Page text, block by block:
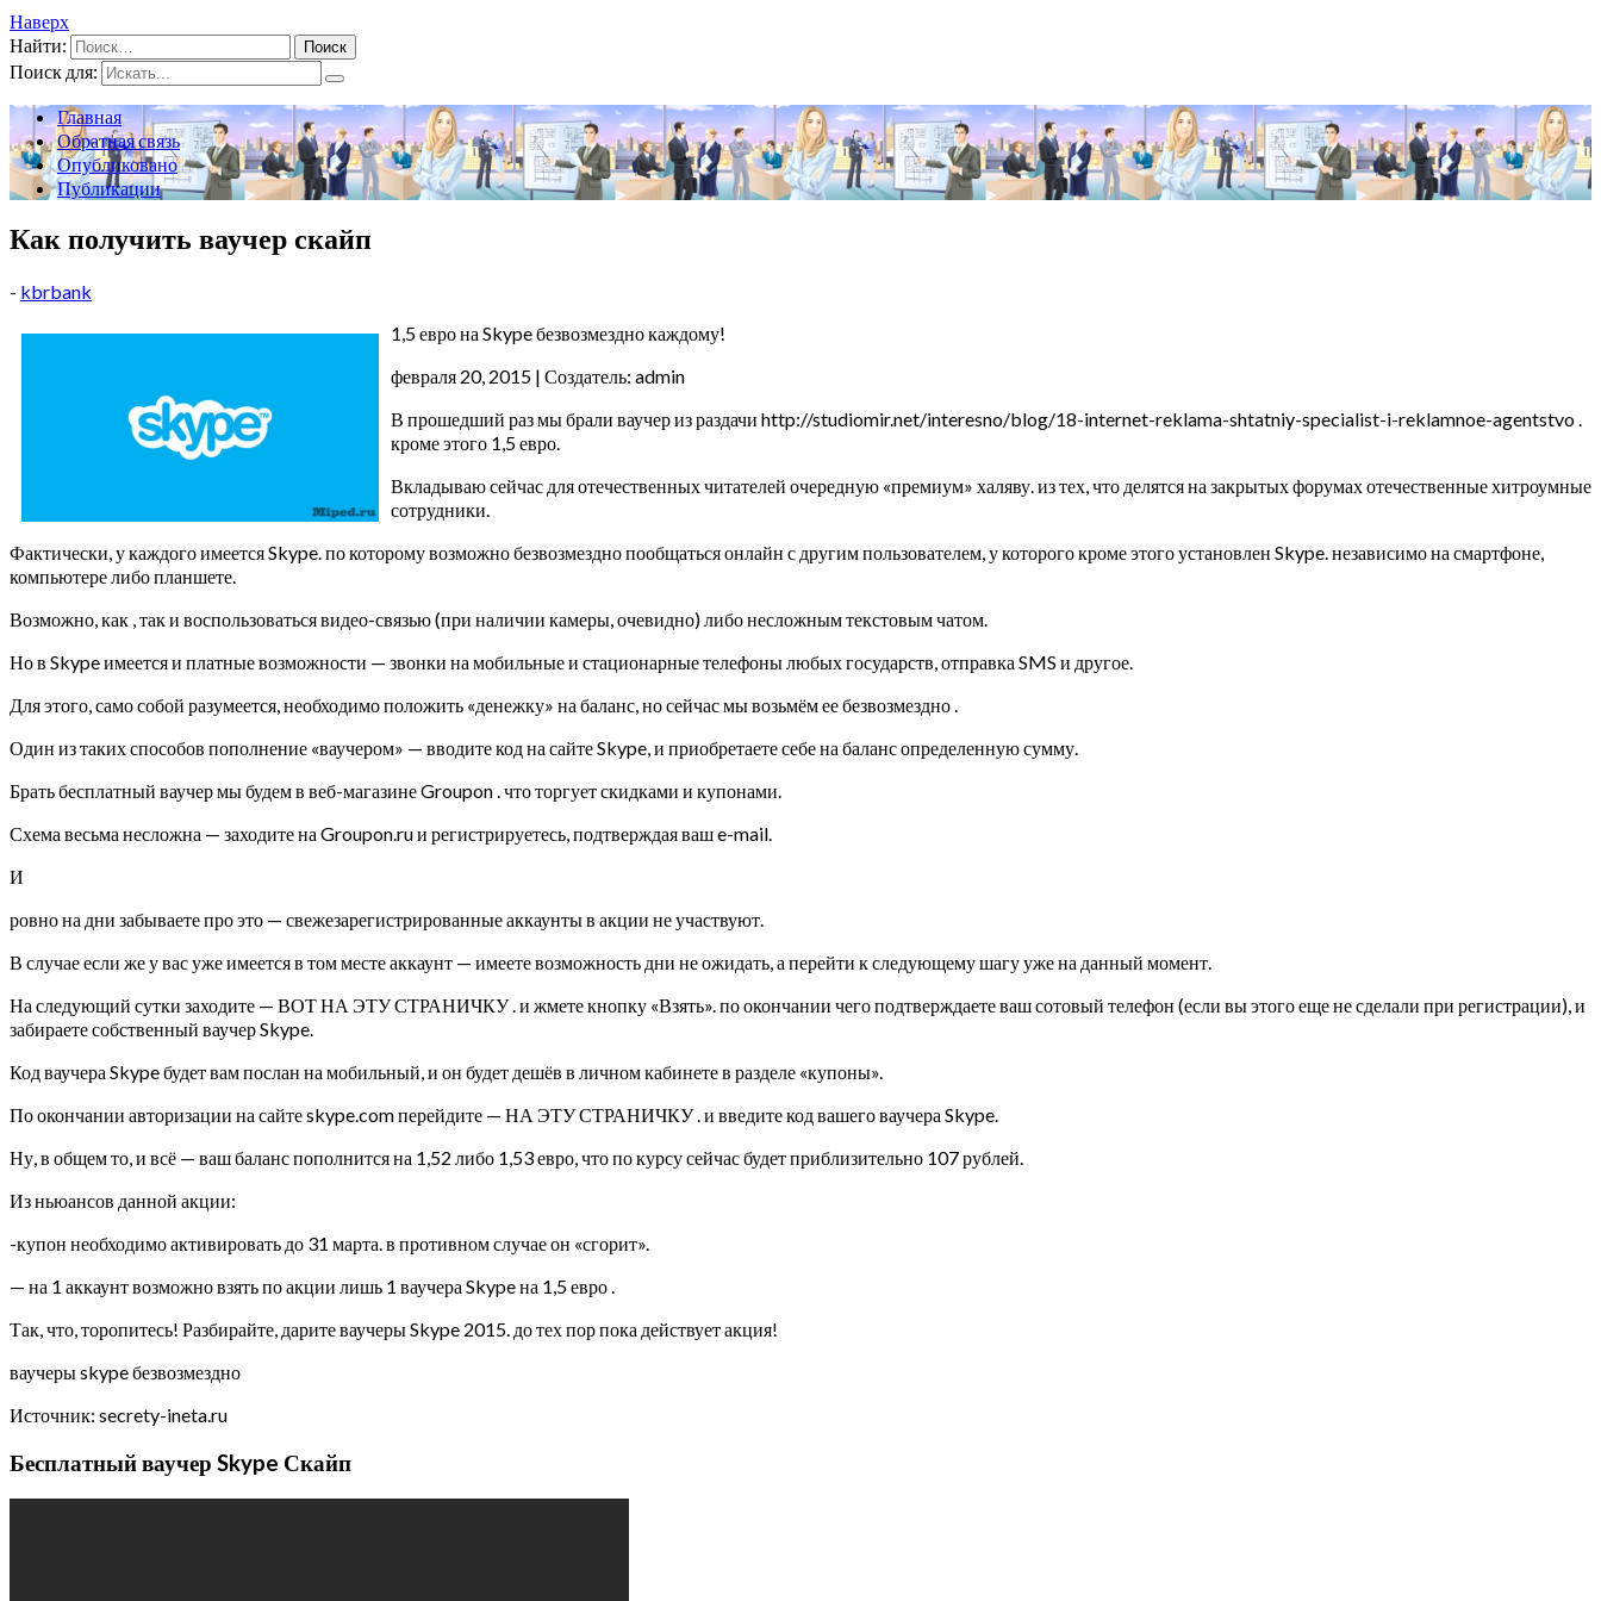
Наверх
Найти:
Поиск для:
Главная
Обратная связь
Опубликовано
Публикации
Как получить ваучер скайп
- kbrbank
1,5 евро на Skype безвозмездно каждому!
февраля 20, 2015 | Создатель: admin
В прошедший раз мы брали ваучер из раздачи http://studiomir.net/interesno/blog/18-internet-reklama-shtatniy-specialist-i-reklamnoe-agentstvo .
кроме этого 1,5 евро.
Вкладываю сейчас для отечественных читателей очередную «премиум» халяву. из тех, что делятся на закрытых форумах отечественные хитроумные
сотрудники.
Фактически, у каждого имеется Skype. по которому возможно безвозмездно пообщаться онлайн с другим пользователем, у которого кроме этого установлен Skype. независимо на смартфоне,
компьютере либо планшете.
Возможно, как , так и воспользоваться видео-связью (при наличии камеры, очевидно) либо несложным текстовым чатом.
Но в Skype имеется и платные возможности — звонки на мобильные и стационарные телефоны любых государств, отправка SMS и другое.
Для этого, само собой разумеется, необходимо положить «денежку» на баланс, но сейчас мы возьмём ее безвозмездно .
Один из таких способов пополнение «ваучером» — вводите код на сайте Skype, и приобретаете себе на баланс определенную сумму.
Брать бесплатный ваучер мы будем в веб-магазине Groupon . что торгует скидками и купонами.
Схема весьма несложна — заходите на Groupon.ru и регистрируетесь, подтверждая ваш e-mail.
И
ровно на дни забываете про это — свежезарегистрированные аккаунты в акции не участвуют.
В случае если же у вас уже имеется в том месте аккаунт — имеете возможность дни не ожидать, а перейти к следующему шагу уже на данный момент.
На следующий сутки заходите — ВОТ НА ЭТУ СТРАНИЧКУ . и жмете кнопку «Взять». по окончании чего подтверждаете ваш сотовый телефон (если вы этого еще не сделали при регистрации), и
забираете собственный ваучер Skype.
Код ваучера Skype будет вам послан на мобильный, и он будет дешёв в личном кабинете в разделе «купоны».
По окончании авторизации на сайте skype.com перейдите — НА ЭТУ СТРАНИЧКУ . и введите код вашего ваучера Skype.
Ну, в общем то, и всё — ваш баланс пополнится на 1,52 либо 1,53 евро, что по курсу сейчас будет приблизительно 107 рублей.
Из ньюансов данной акции:
-купон необходимо активировать до 31 марта. в противном случае он «сгорит».
— на 1 аккаунт возможно взять по акции лишь 1 ваучера Skype на 1,5 евро .
Так, что, торопитесь! Разбирайте, дарите ваучеры Skype 2015. до тех пор пока действует акция!
ваучеры skype безвозмездно
Источник: secrety-ineta.ru
Бесплатный ваучер Skype Скайп